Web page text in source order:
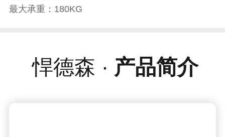
最大承重：180KG
悍德森 · 产品简介